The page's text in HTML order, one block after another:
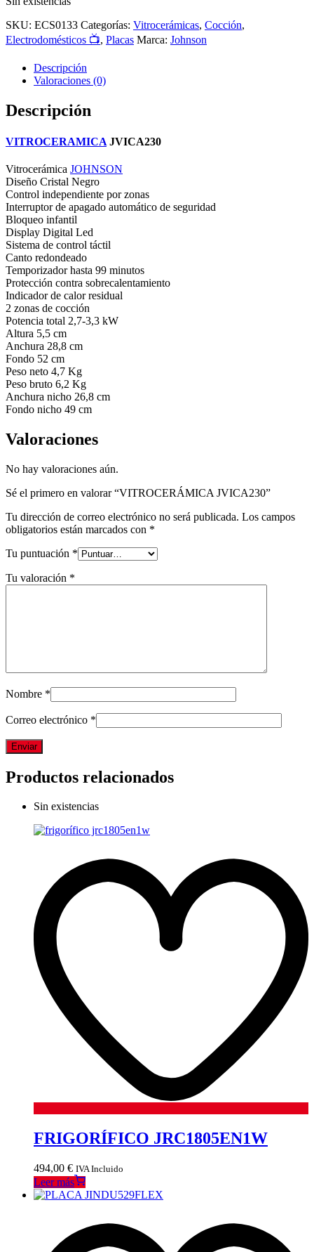
SKU: ECS0133 Categorías: Vitrocerámicas, Cocción,
Electrodomésticos 📺, Placas Marca: Johnson
Descripción
Valoraciones (0)
Descripción
VITROCERAMICA JVICA230
Vitrocerámica JOHNSON
Diseño Cristal Negro
Control independiente por zonas
Interruptor de apagado automático de seguridad
Bloqueo infantil
Display Digital Led
Sistema de control táctil
Canto redondeado
Temporizador hasta 99 minutos
Protección contra sobrecalentamiento
Indicador de calor residual
2 zonas de cocción
Potencia total 2,7-3,3 kW
Altura 5,5 cm
Anchura 28,8 cm
Fondo 52 cm
Peso neto 4,7 Kg
Peso bruto 6,2 Kg
Anchura nicho 26,8 cm
Fondo nicho 49 cm
Valoraciones
No hay valoraciones aún.
Sé el primero en valorar “VITROCERÁMICA JVICA230”
Tu dirección de correo electrónico no será publicada. Los campos
obligatorios están marcados con *
Tu puntuación *
Tu valoración *
Nombre *
Correo electrónico *
Productos relacionados
Sin existencias
FRIGORÍFICO JRC1805EN1W
494,00 € IVA Incluido
Leer más